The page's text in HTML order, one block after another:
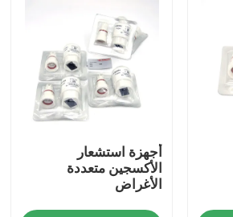
أجهزة استشعار
الأكسجين متعددة
الأغراض